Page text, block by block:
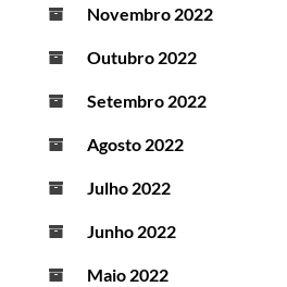
Novembro 2022
Outubro 2022
Setembro 2022
Agosto 2022
Julho 2022
Junho 2022
Maio 2022